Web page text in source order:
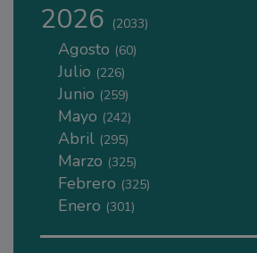
2026 (2033)
Agosto (60)
Julio (226)
Junio (259)
Mayo (242)
Abril (295)
Marzo (325)
Febrero (325)
Enero (301)